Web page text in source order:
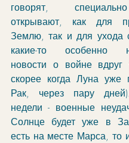
говорят,
открывают, как для
Землю, так и для ухода
какие-то особенно
новости о войне вдруг
скорее когда Луна уже
Рак, через пару
недели - военные
Солнце будет уже в
есть на месте Марса, то